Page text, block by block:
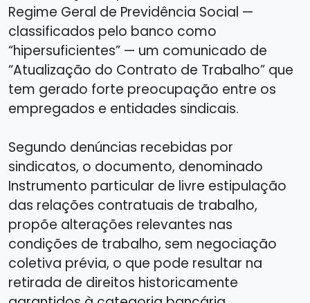
Regime Geral de Previdência Social —
classificados pelo banco como
“hipersuficientes” — um comunicado de
“Atualização do Contrato de Trabalho” que
tem gerado forte preocupação entre os
empregados e entidades sindicais.
Segundo denúncias recebidas por
sindicatos, o documento, denominado
Instrumento particular de livre estipulação
das relações contratuais de trabalho,
propõe alterações relevantes nas
condições de trabalho, sem negociação
coletiva prévia, o que pode resultar na
retirada de direitos historicamente